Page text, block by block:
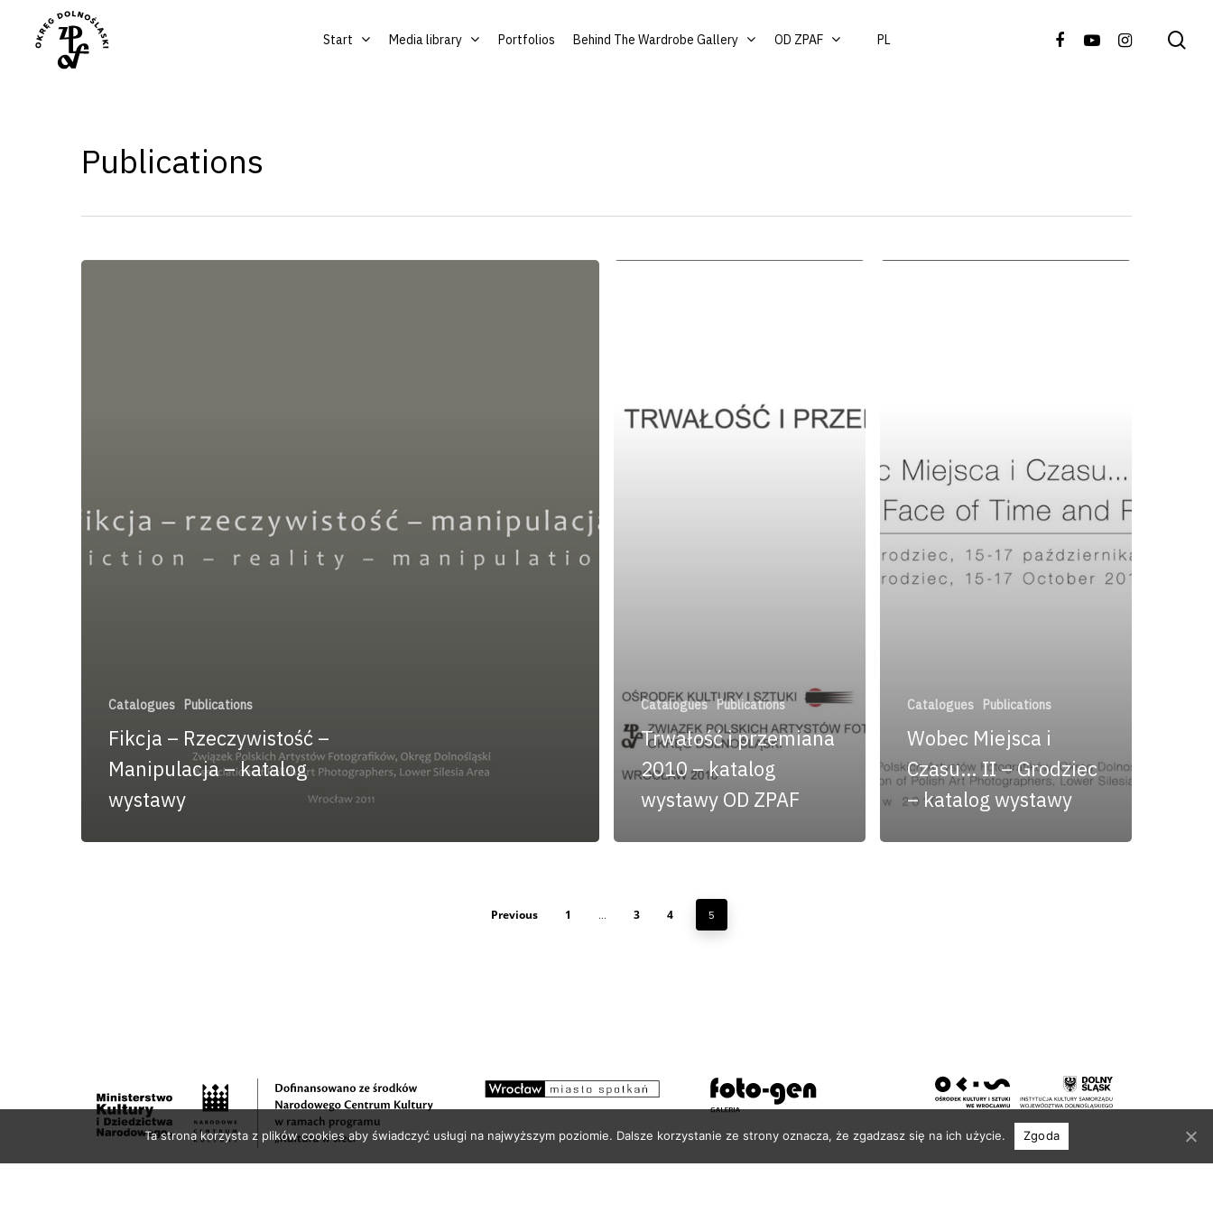
Start Media library Portfolios Behind The Wardrobe Gallery OD ZPAF PL
Publications
Catalogues Publications
Fikcja – Rzeczywistość –
Manipulacja – katalog
wystawy
Catalogues Publications
Trwałość i przemiana
2010 – katalog
wystawy OD ZPAF
Catalogues Publications
Wobec Miejsca i
Czasu… II – Grodziec
– katalog wystawy
Previous 1 3 4 5
Ta strona korzysta z plików cookies aby świadczyć usługi na najwyższym poziomie. Dalsze korzystanie ze strony oznacza, że zgadzasz się na ich użycie. Zgoda